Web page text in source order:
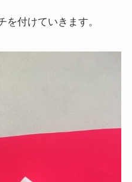
付けていきます。